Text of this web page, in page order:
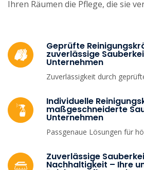
Ihren Räumen die Pflege, die sie
Geprüfte
zuverlässige
Unternehmen
Zuverlässigkeit durch
Individuelle
maßgeschneiderte
Unternehmen
Passgenaue Lösungen für
Zuverlässige
Nachhaltigkeit – Ihre